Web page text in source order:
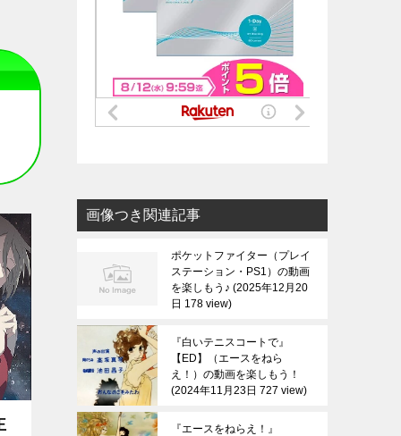
画像つき関連記事
ポケットファイター（プレイ
ステーション・PS1）の動画
を楽しもう♪ 2025年12月20
日 178 view
『白いテニスコートで』
【ED】（エースをねら
え！）の動画を楽しもう！
2024年11月23日 727 view
『エースをねらえ！』